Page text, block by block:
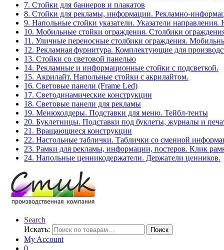
7. Стойки для баннеров и плакатов
8. Стойки для рекламы, информации. Рекламно-
9. Напольные стойки указатели. Указатели направления.
10. Мобильные стойки ограждения. Столбики
11. Уличные переносные столбики ограждения.
12. Рекламная фурнитура. Комплектующие для
13. Стойки со световой панелью
14. Рекламные и информационные стойки с подсветкой.
15. Акрилайт. Напольные стойки с акрилайтом.
16. Световые панели (Frame Led)
17. Светодинамические конструкции
18. Световые панели для рекламы
19. Менюхолдеры. Подставки для меню. Тейбл-тенты
20. Буклетницы. Подставки под буклеты, журналы и
21. Вращающиеся конструкции
22. Настольные таблички. Таблички со сменной
23. Рамки для рекламы, информации, постеров. Клик
24. Напольные ценникодержатели. Держатели ценников.
Search
Искать:
Поиск
My Account
0